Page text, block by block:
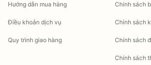
Hướng dẫn mua hàng
Điều khoản dịch vụ
Quy trình giao hàng
Chính sách
Chính sách
Chính sách
Chính sách